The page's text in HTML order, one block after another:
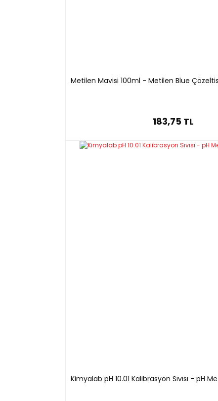
Metilen Mavisi 100ml - Metilen Blue
183,75 TL
Kimyalab pH 10.01 Kalibrasyon Sıvısı - pH